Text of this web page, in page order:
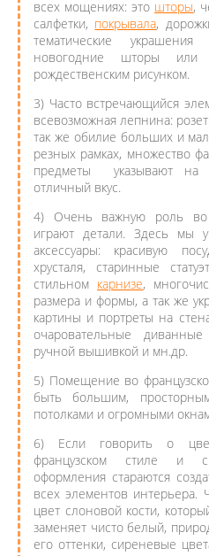
всех мощениях: это шторы,
салфетки, покрывала,
тематические
новогодние шторы
рождественским рисунком.
3) Часто встречающийся
всевозможная лепнина:
так же обилие больших и
резных рамках, множество
предметы указывают на
отличный вкус.
4) Очень важную роль во
играют детали. Здесь мы
аксессуары: красивую
хрусталя, старинные
стильном карнизе,
размера и формы, а так же
картины и портреты на
очаровательные
ручной вышивкой и мн.др.
5) Помещение во
быть большим,
потолками и огромными
6) Если говорить о
французском стиле и
оформления стараются
всех элементов
цвет слоновой кости,
заменяет чисто белый,
его оттенки, сиреневые